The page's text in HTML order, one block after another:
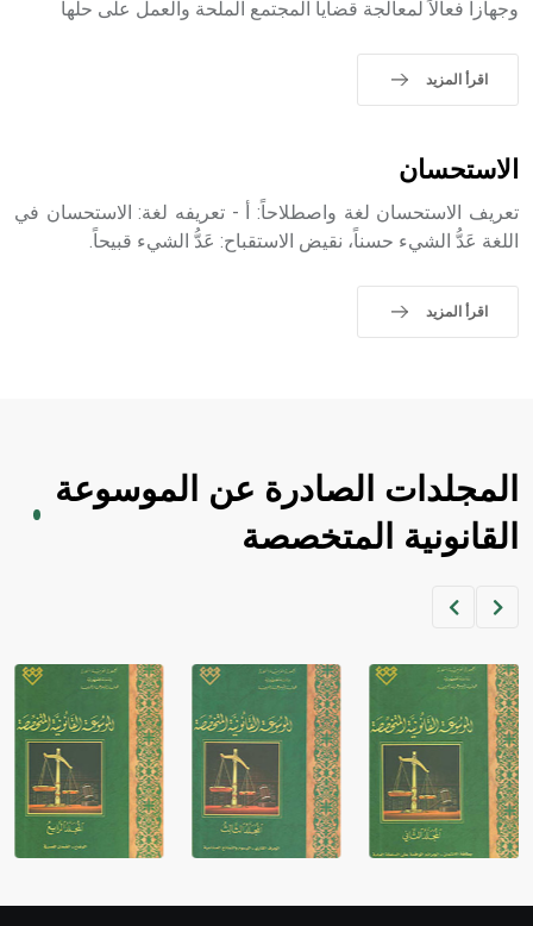
الملوك الذين حكموا مدينة إديسا (الرها) من أبجر الأول وحتى
sign تكتب منفصلة غير متصلة، وتعتمد المبدأ الأكوروفوني،
حيث تقتصر القيمة الصوتية للعلامة الك
وجهازاً فعالاً لمعالجة قضايا المجتمع الملحة والعمل على حلها
اقرأ المزيد
الاستحسان
تعريف الاستحسان لغة واصطلاحاً: أ - تعريفه لغة: الاستحسان في
اللغة عَدُّ الشيء حسناً، نقيض الاستقباح: عَدُّ الشيء قبيحاً.
اقرأ المزيد
المجلدات الصادرة عن الموسوعة
القانونية المتخصصة